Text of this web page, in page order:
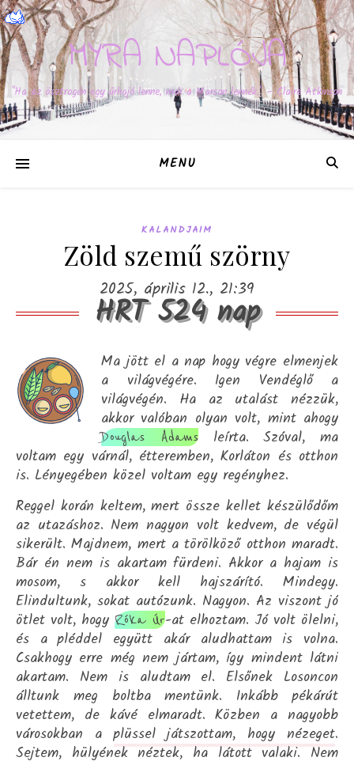
MYRA NAPLÓJA
"Ha az ösztrogén egy űrhajó lenne, már a Marson lennék." – Claire Atkinson
MENU
KALANDJAIM
Zöld szemű szörny
2025, április 12., 21:39
HRT 524 nap
Ma jött el a nap hogy végre elmenjek
a világvégére. Igen Vendéglő a
világvégén. Ha az utalást nézzük,
akkor valóban olyan volt, mint ahogy
Douglas Adamsleírta. Szóval, ma
voltam egy várnál, étteremben, Korláton és otthon
is. Lényegében közel voltam egy regényhez.
Reggel korán keltem, mert össze kellet készülődőm
az utazáshoz. Nem nagyon volt kedvem, de végül
sikerült. Majdnem, mert a törölköző otthon maradt.
Bár én nem is akartam fürdeni. Akkor a hajam is
mosom, s akkor kell hajszárító. Mindegy.
Elindultunk, sokat autózunk. Nagyon. Az viszont jó
ötlet volt, hogy Róka Úr-at elhoztam. Jó volt ölelni,
és a pléddel együtt akár aludhattam is volna.
Csakhogy erre még nem jártam, így mindent látni
akartam. Nem is aludtam el. Elsőnek Losoncon
álltunk meg boltba mentünk. Inkább pékárút
vetettem, de kávé elmaradt. Közben a nagyobb
városokban aplüssel játszottam, hogy nézeget.
Sejtem, hülyének néztek, ha látott valaki. Nem